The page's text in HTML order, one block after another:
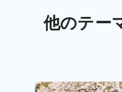
他のテー